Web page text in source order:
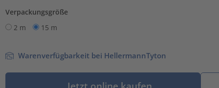
Verpackungsgröße
2 m
15 m
Warenverfügbarkeit bei HellermannTyton